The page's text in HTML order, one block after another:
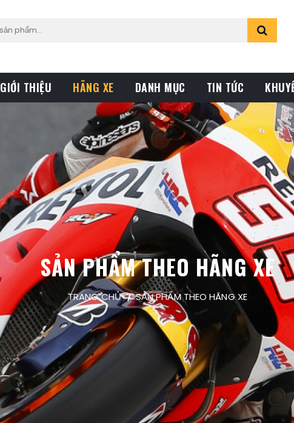
GIỚI THIỆU HÃNG XE DANH MỤC TIN TỨC
SẢN PHẨM THEO HÃNG XE
TRANG CHỦ SẢN PHẨM THEO HÃNG XE